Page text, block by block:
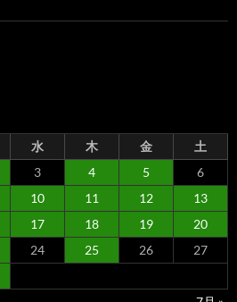
水 木 金
土
3 4 5
6
10 11 12
13
17 18 19
20
24 25 26
27